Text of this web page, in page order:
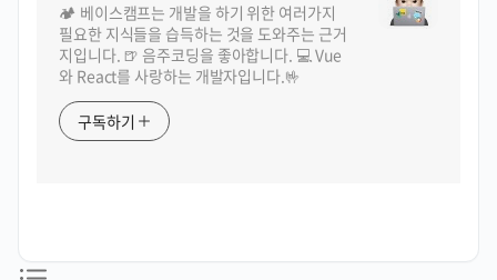
🏕️ 베이스캠프는 개발을 하기 위한 여러가지
필요한 지식들을 습득하는 것을 도와주는 근거
지입니다. 🍺 음주코딩을 좋아합니다. 💻 Vue
와 React를 사랑하는 개발자입니다.🤟
구독하기